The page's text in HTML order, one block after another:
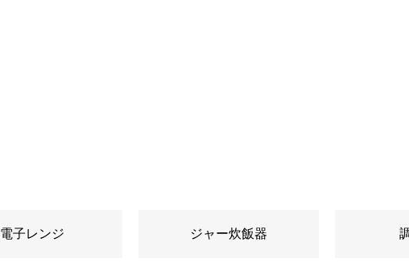
電子レンジ ジャー炊飯器